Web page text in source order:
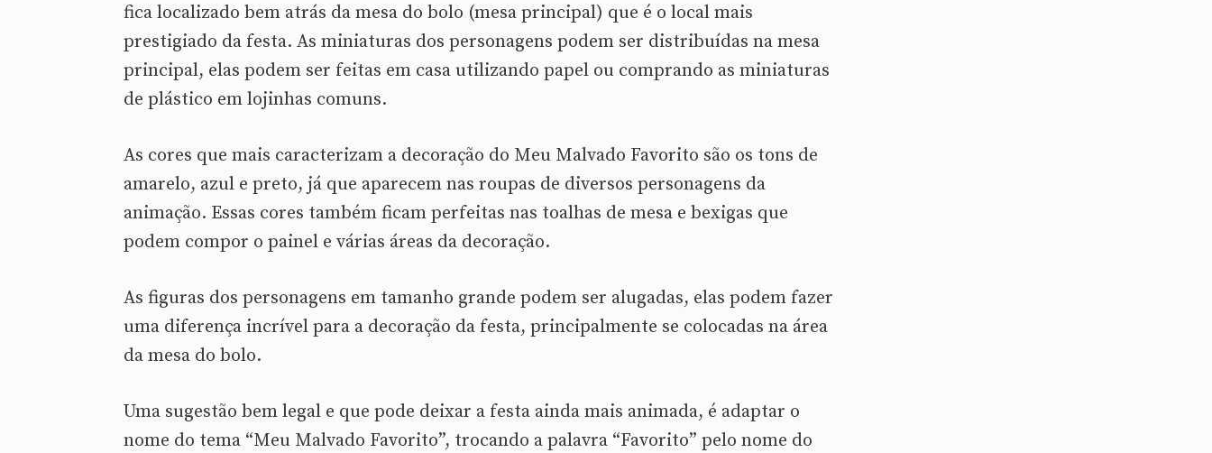
fica localizado bem atrás da mesa do bolo (mesa principal) que é o local mais
prestigiado da festa. As miniaturas dos personagens podem ser distribuídas na mesa
principal, elas podem ser feitas em casa utilizando papel ou comprando as miniaturas
de plástico em lojinhas comuns.
As cores que mais caracterizam a decoração do Meu Malvado Favorito são os tons de
amarelo, azul e preto, já que aparecem nas roupas de diversos personagens da
animação. Essas cores também ficam perfeitas nas toalhas de mesa e bexigas que
podem compor o painel e várias áreas da decoração.
As figuras dos personagens em tamanho grande podem ser alugadas, elas podem fazer
uma diferença incrível para a decoração da festa, principalmente se colocadas na área
da mesa do bolo.
Uma sugestão bem legal e que pode deixar a festa ainda mais animada, é adaptar o
nome do tema “Meu Malvado Favorito”, trocando a palavra “Favorito” pelo nome do